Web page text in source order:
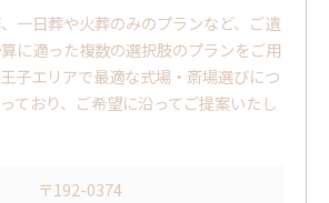
一日葬や火葬のみのプランなど、ご遺
に適った複数の選択肢のプランをご用
子エリアで最適な式場・斎場選びにつ
ており、ご希望に沿ってご提案いたし
〒192-0374